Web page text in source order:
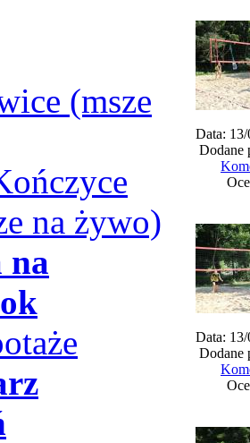
(msze
na żywo)
na
Data:
Dodane
Data:
Dodane